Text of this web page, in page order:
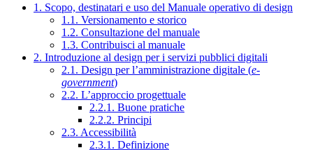
1. Scopo, destinatari e uso del Manuale operativo di design
1.1. Versionamento e storico
1.2. Consultazione del manuale
1.3. Contribuisci al manuale
2. Introduzione al design per i servizi pubblici digitali
2.1. Design per l’amministrazione digitale (e-
government)
2.2. L’approccio progettuale
2.2.1. Buone pratiche
2.2.2. Principi
2.3. Accessibilità
2.3.1. Definizione